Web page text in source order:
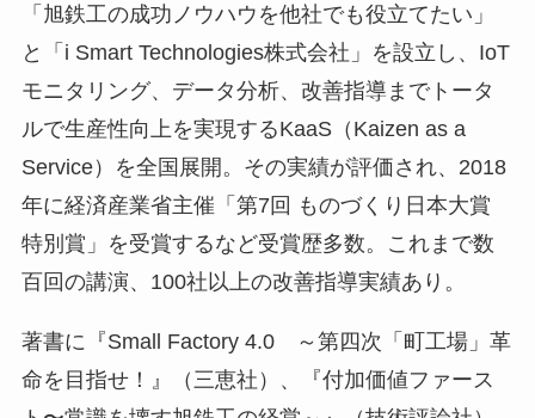
「旭鉄工の成功ノウハウを他社でも役立てたい」
と「i Smart Technologies株式会社」を設立し、IoT
モニタリング、データ分析、改善指導までトータ
ルで生産性向上を実現するKaaS（Kaizen as a
Service）を全国展開。その実績が評価され、2018
年に経済産業省主催「第7回 ものづくり日本大賞
特別賞」を受賞するなど受賞歴多数。これまで数
百回の講演、100社以上の改善指導実績あり。
著書に『Small Factory 4.0 ～第四次「町工場」革
命を目指せ！』（三恵社）、『付加価値ファース